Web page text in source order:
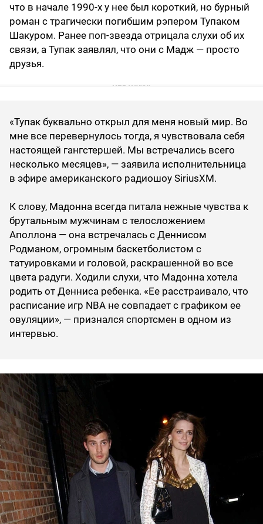
что в начале 1990-х у нее был короткий, но бурный
роман с трагически погибшим рэпером Тупаком
Шакуром. Ранее поп-звезда отрицала слухи об их
связи, а Тупак заявлял, что они с Мадж — просто
друзья.
«Тупак буквально открыл для меня новый мир. Во
мне все перевернулось тогда, я чувствовала себя
настоящей гангстершей. Мы встречались всего
несколько месяцев», — заявила исполнительница
в эфире американского радиошоу SiriusXM.
К слову, Мадонна всегда питала нежные чувства к
брутальным мужчинам с телосложением
Аполлона — она встречалась с Деннисом
Родманом, огромным баскетболистом с
татуировками и головой, раскрашенной во все
цвета радуги. Ходили слухи, что Мадонна хотела
родить от Денниса ребенка. «Ее расстраивало, что
расписание игр NBA не совпадает с графиком ее
овуляции», — признался спортсмен в одном из
интервью.